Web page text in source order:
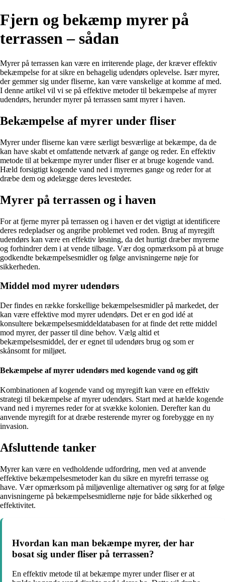
Fjern og bekæmp myrer på
terrassen – sådan
Myrer på terrassen kan være en irriterende plage, der kræver effektiv
bekæmpelse for at sikre en behagelig udendørs oplevelse. Især myrer,
der gemmer sig under fliserne, kan være vanskelige at komme af med.
I denne artikel vil vi se på effektive metoder til bekæmpelse af myrer
udendørs, herunder myrer på terrassen samt myrer i haven.
Bekæmpelse af myrer under fliser
Myrer under fliserne kan være særligt besværlige at bekæmpe, da de
kan have skabt et omfattende netværk af gange og reder. En effektiv
metode til at bekæmpe myrer under fliser er at bruge kogende vand.
Hæld forsigtigt kogende vand ned i myrernes gange og reder for at
dræbe dem og ødelægge deres levesteder.
Myrer på terrassen og i haven
For at fjerne myrer på terrassen og i haven er det vigtigt at identificere
deres redepladser og angribe problemet ved roden. Brug af myregift
udendørs kan være en effektiv løsning, da det hurtigt dræber myrerne
og forhindrer dem i at vende tilbage. Vær dog opmærksom på at bruge
godkendte bekæmpelsesmidler og følge anvisningerne nøje for
sikkerheden.
Middel mod myrer udendørs
Der findes en række forskellige bekæmpelsesmidler på markedet, der
kan være effektive mod myrer udendørs. Det er en god idé at
konsultere bekæmpelsesmiddeldatabasen for at finde det rette middel
mod myrer, der passer til dine behov. Vælg altid et
bekæmpelsesmiddel, der er egnet til udendørs brug og som er
skånsomt for miljøet.
Bekæmpelse af myrer udendørs med kogende vand og gift
Kombinationen af kogende vand og myregift kan være en effektiv
strategi til bekæmpelse af myrer udendørs. Start med at hælde kogende
vand ned i myrernes reder for at svække kolonien. Derefter kan du
anvende myregift for at dræbe resterende myrer og forebygge en ny
invasion.
Afsluttende tanker
Myrer kan være en vedholdende udfordring, men ved at anvende
effektive bekæmpelsesmetoder kan du sikre en myrefri terrasse og
have. Vær opmærksom på miljøvenlige alternativer og sørg for at følge
anvisningerne på bekæmpelsesmidlerne nøje for både sikkerhed og
effektivitet.
Hvordan kan man bekæmpe myrer, der har
bosat sig under fliser på terrassen?
En effektiv metode til at bekæmpe myrer under fliser er at